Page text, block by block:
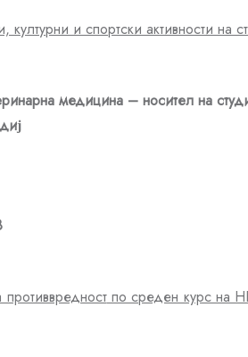
културни и спортски активности на
медицина – носител на
по среден курс на